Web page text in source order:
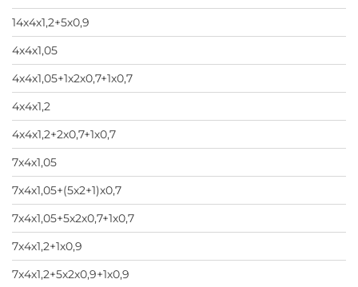
завод
14х4х1,2+5х0,9
4х4х1,05
4х4х1,05+1х2х0,7+1х0,7
4х4х1,2
4х4х1,2+2х0,7+1х0,7
7х4х1,05
7х4х1,05+(5х2+1)х0,7
7х4х1,05+5х2х0,7+1х0,7
7х4х1,2+1х0,9
7х4х1,2+5х2х0,9+1х0,9